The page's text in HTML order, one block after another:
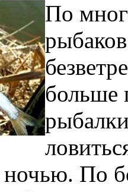
По
больше
По